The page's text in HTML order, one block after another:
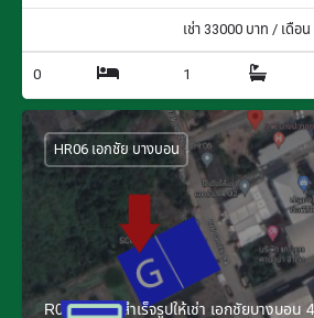
เช่า 33000 บาท / เดือน
0 1
R06G โกดังสำเร็จรูปให้เช่า เอกชัยบางบอน
HR06 เอกชัย บางบอน